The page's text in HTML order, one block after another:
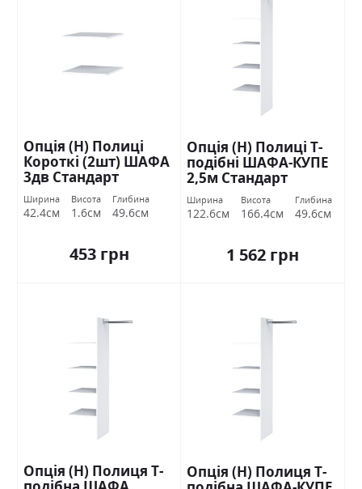
Опція (Н) Полиці
Короткі (2шт) ШАФА
3дв Стандарт
Ширина
42.4см
Висота
1.6см
Глибина
49.6см
453 грн
Опція (Н) Полиці Т-
подібні ШАФА-КУПЕ
2,5м Стандарт
Ширина
122.6см
Висота
166.4см
Глибина
49.6см
1 562 грн
Опція (Н) Полиця Т-
Опція (Н) Полиця Т-